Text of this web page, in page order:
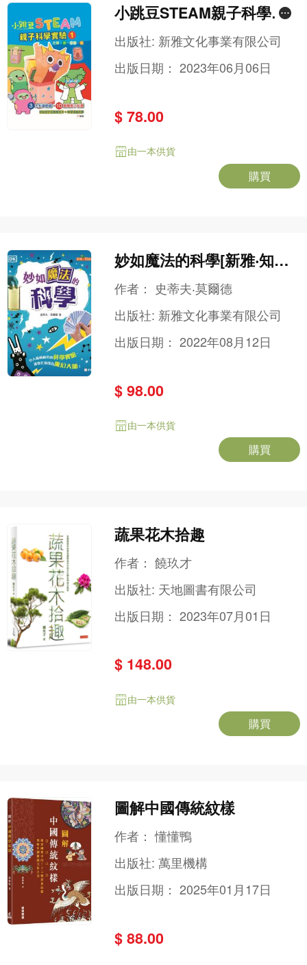
小跳豆STEAM親子科學實
驗（1）水、空氣、光
出版社: 新雅文化事業有限公司
出版日期：2023年06月06日
$ 78.00
由一本供貨
購買
妙如魔法的科學[新雅‧知識
館]
作者： 史蒂夫‧莫爾德
出版社: 新雅文化事業有限公司
出版日期：2022年08月12日
$ 98.00
由一本供貨
購買
蔬果花木拾趣
作者：饒玖才
出版社: 天地圖書有限公司
出版日期：2023年07月01日
$ 148.00
由一本供貨
購買
圖解中國傳統紋樣
作者：懂懂鴨
出版社:萬里機構
出版日期：2025年01月17日
$ 88.00